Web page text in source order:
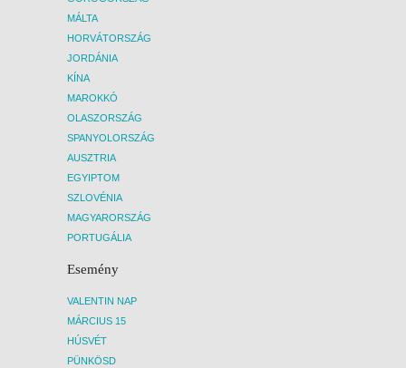
MÁLTA
HORVÁTORSZÁG
JORDÁNIA
KÍNA
MAROKKÓ
OLASZORSZÁG
SPANYOLORSZÁG
AUSZTRIA
EGYIPTOM
SZLOVÉNIA
MAGYARORSZÁG
PORTUGÁLIA
Esemény
VALENTIN NAP
MÁRCIUS 15
HÚSVÉT
PÜNKÖSD